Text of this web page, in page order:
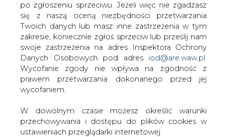
po zgłoszeniu sprzeciwu. Jeżeli więc nie zgadzasz
się z naszą oceną niezbędności przetwarzania
Twoich danych lub masz inne zastrzeżenia w tym
zakresie, koniecznie zgłoś sprzeciw lub prześlij nam
swoje zastrzeżenia na adres Inspektora Ochrony
Danych Osobowych pod adres iod@are.waw.pl.
Wycofanie zgody nie wpływa na zgodność z
prawem przetwarzania dokonanego przed jej
wycofaniem.
W dowolnym czasie możesz określić warunki
przechowywania i dostępu do plików cookies w
ustawieniach przeglądarki internetowej.
praca zmiany kadrowe na rynku
2025-03-21 15:00
Trwa rekrutacja PKP PLK na dyrektora ds. transformacji
cyfrowej
Rekrutacja trwa do 26 marca 2025 r.
więcej